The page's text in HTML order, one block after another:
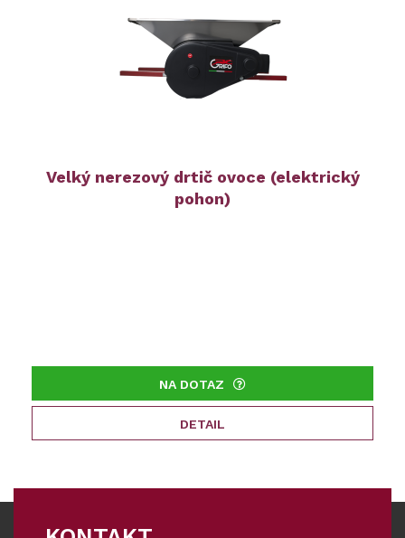
Velký nerezový drtič ovoce (elektrický
pohon)
NA DOTAZ
DETAIL